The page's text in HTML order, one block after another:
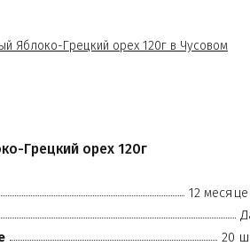
Грецкий орех 120г
12
20